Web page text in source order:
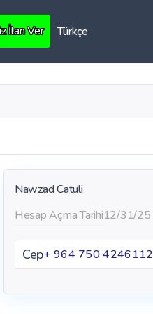
İlan Ver Türkçe
Nawzad Catuli
Hesap Açma Tarihi12/31/25
Cep+ 964 750 4246112